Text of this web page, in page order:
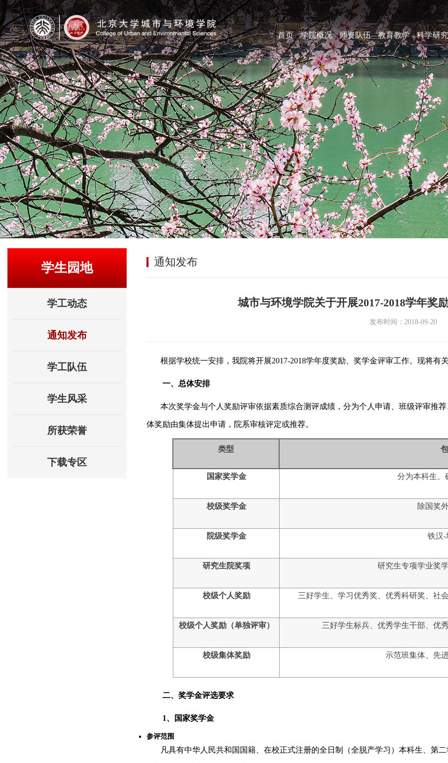
首页 学院概况 师资队伍 教育教学 科学研究
学生园地
学工动态
通知发布
学工队伍
学生风采
所获荣誉
下载专区
通知发布
城市与环境学院关于开展2017-2018学年奖
发布时间：2018-09-20
根据学校统一安排，我院将开展2017-2018学年度奖励、奖学金评审工作。现将有
一、总体安排
本次奖学金与个人奖励评审依据素质综合测评成绩，分为个人申请、班级评审推
体奖励由集体提出申请，院系审核评定或推荐。
类型
国家奖学金 分为本科生、
校级奖学金 除国奖
院级奖学金 铁汉-
研究生院奖项 研究生专项学业奖
校级个人奖励 三好学生、学习优秀奖、优秀科研奖、社
校级个人奖励（单独评审） 三好学生标兵、优秀学生干部、优
校级集体奖励 示范班集体、先
二、奖学金评选要求
1、国家奖学金
参评范围
凡具有中华人民共和国国籍、在校正式注册的全日制（全脱产学习）本科生、第